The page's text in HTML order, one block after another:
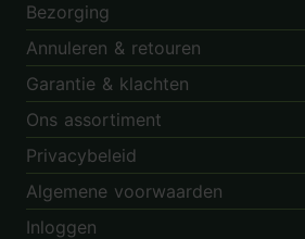
Bezorging
Annuleren & retouren
Garantie & klachten
Ons assortiment
Privacybeleid
Algemene voorwaarden
Inloggen